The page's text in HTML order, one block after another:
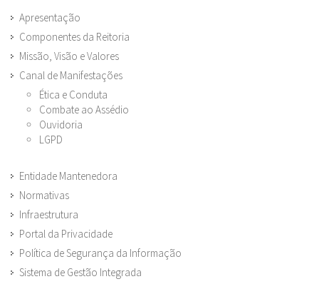
Apresentação
Componentes da Reitoria
Missão, Visão e Valores
Canal de Manifestações
Ética e Conduta
Combate ao Assédio
Ouvidoria
LGPD
Entidade Mantenedora
Normativas
Infraestrutura
Portal da Privacidade
Política de Segurança da Informação
Sistema de Gestão Integrada